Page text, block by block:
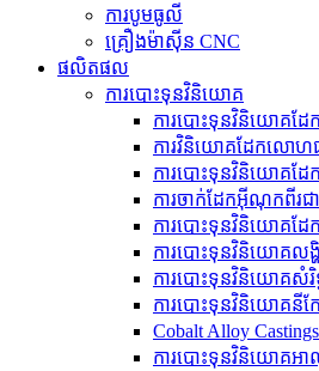
ការបូមធូលី
គ្រឿងម៉ាស៊ីន CNC
ផលិតផល
ការបោះទុនវិនិយោគ
ការបោះទុនវិនិយោគដ
ការ​វិនិយោគ​ដែក​លោហ
ការបោះទុនវិនិយោគដែ
ការចាក់ដែកអ៊ីណុកពីរជ
ការបោះទុនវិនិយោគដែ
ការបោះទុនវិនិយោគលង្
ការបោះទុនវិនិយោគសំរិ
ការបោះទុនវិនិយោគនីក
Cobalt Alloy
ការបោះទុនវិនិយោគ